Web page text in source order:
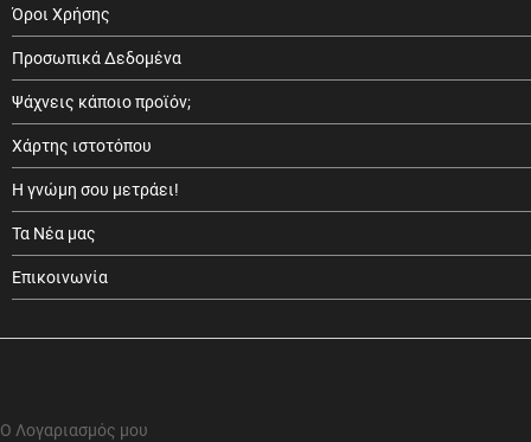
Όροι Χρήσης
Προσωπικά Δεδομένα
Ψάχνεις κάποιο προϊόν;
Χάρτης ιστοτόπου
Η γνώμη σου μετράει!
Τα Νέα μας
Επικοινωνία
Ο Λογαριασμός μου